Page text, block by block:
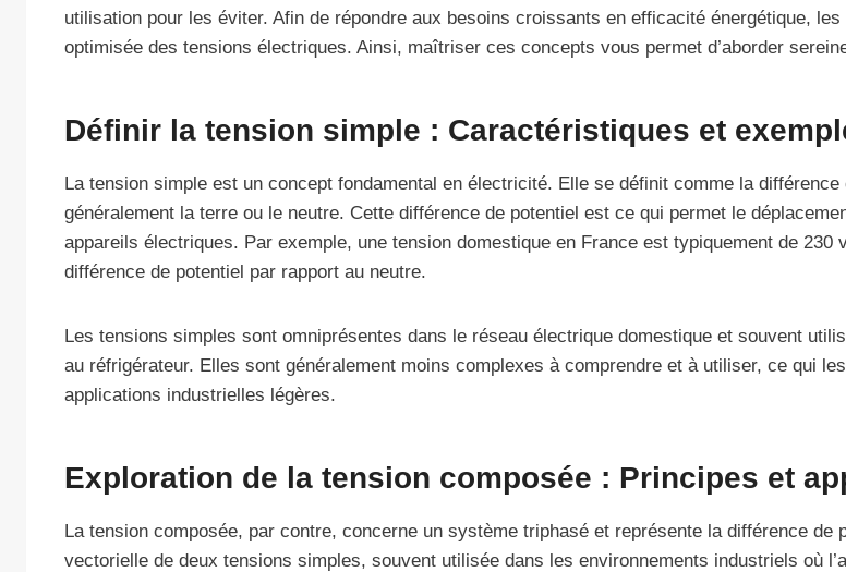
utilisation pour les éviter. Afin de répondre aux besoins croissants en efficacité énergétique,
optimisée des tensions électriques. Ainsi, maîtriser ces concepts vous permet d’aborder
Définir la tension simple : Caractéristiques et
La tension simple est un concept fondamental en électricité. Elle se définit comme la
généralement la terre ou le neutre. Cette différence de potentiel est ce qui permet le
appareils électriques. Par exemple, une tension domestique en France est typiquement de
différence de potentiel par rapport au neutre.
Les tensions simples sont omniprésentes dans le réseau électrique domestique et souvent
au réfrigérateur. Elles sont généralement moins complexes à comprendre et à utiliser, ce qui
applications industrielles légères.
Exploration de la tension composée : Principes et
La tension composée, par contre, concerne un système triphasé et représente la différence
vectorielle de deux tensions simples, souvent utilisée dans les environnements industriels où